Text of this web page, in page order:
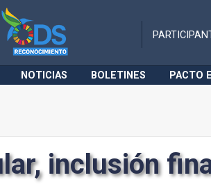
NOTICIAS BOLETINES PACTO
inclusión